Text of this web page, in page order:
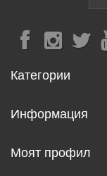
Категории
Информация
Моят профил